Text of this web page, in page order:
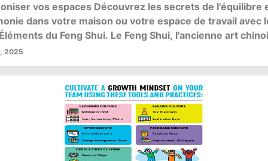
vos espaces Découvrez les secrets de l'équilibre
dans votre maison ou votre espace de travail avec
du Feng Shui. Le Feng Shui, l'ancienne art
met l'accent sur le flux harmonieux de l'énergie
des espaces.
2025